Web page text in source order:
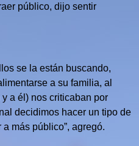
público, dijo sentir
se la están buscando,
a su familia, al
a él) nos criticaban por
decidimos hacer un tipo de
más público”, agregó.